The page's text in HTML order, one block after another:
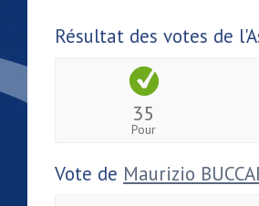
Résultat des votes de
35
Pour
Vote de Maurizio